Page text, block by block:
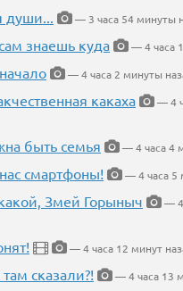
души...
— 3 часа 54 минуты
знаешь куда
— 4 часа
— 4 часа 2 минуты
какаха
— 4
быть семья
— 4 часа 4
смартфоны!
— 4 часа 5
Змей Горыныч
— 4
— 4 часа 12 минут
сказали?! — 4 часа 13